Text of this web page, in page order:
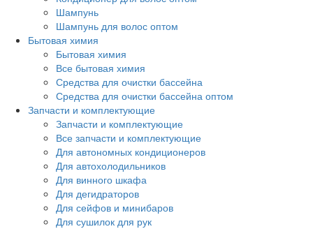
Шампунь
Шампунь для волос оптом
Бытовая химия
Бытовая химия
Все бытовая химия
Средства для очистки бассейна
Средства для очистки бассейна оптом
Запчасти и комплектующие
Запчасти и комплектующие
Все запчасти и комплектующие
Для автономных кондиционеров
Для автохолодильников
Для винного шкафа
Для дегидраторов
Для сейфов и минибаров
Для сушилок для рук